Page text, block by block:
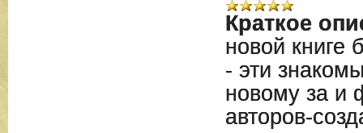
Краткое
новой книге
- эти
новому за и
авторов-